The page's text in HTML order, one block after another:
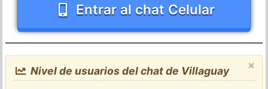
Entrar al chat Celular
×
Nivel de usuarios del chat de Villaguay